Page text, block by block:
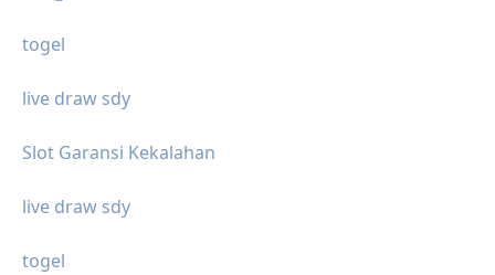
togel
live draw sdy
Slot Garansi Kekalahan
live draw sdy
togel